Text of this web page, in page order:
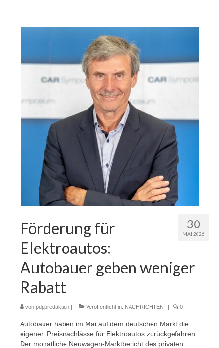
30
MAI 2026
Förderung für
Elektroautos:
Autobauer geben weniger
Rabatt
von pdppredaktion | Veröffentlicht in: NACHRICHTEN | 0
Autobauer haben im Mai auf dem deutschen Markt die
eigenen Preisnachlässe für Elektroautos zurückgefahren.
Der monatliche Neuwagen-Marktbericht des privaten